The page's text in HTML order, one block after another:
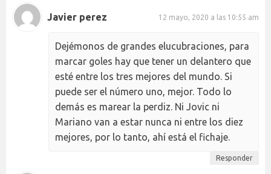
Javier perez 12 mayo, 2020 a las 10:55 am
Dejémonos de grandes elucubraciones, para
marcar goles hay que tener un delantero que
esté entre los tres mejores del mundo. Si
puede ser el número uno, mejor. Todo lo
demás es marear la perdiz. Ni Jovic ni
Mariano van a estar nunca ni entre los diez
mejores, por lo tanto, ahí está el fichaje.
Responder